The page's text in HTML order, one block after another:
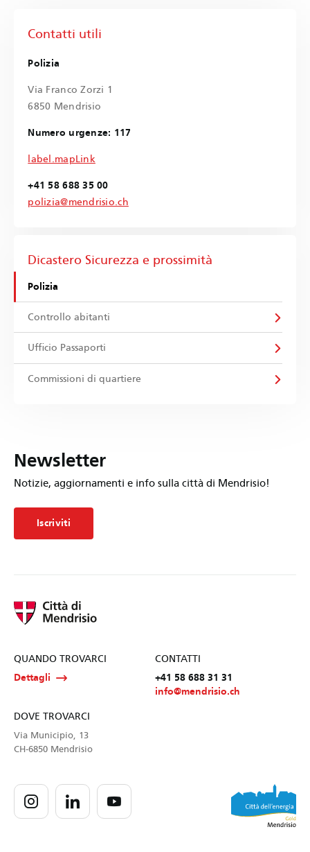
Contatti utili
Polizia
Via Franco Zorzi 1
6850 Mendrisio
Numero urgenze: 117
label.mapLink
+41 58 688 35 00
polizia@mendrisio.ch
Dicastero Sicurezza e prossimità
Polizia
Controllo abitanti
Ufficio Passaporti
Commissioni di quartiere
Newsletter
Notizie, aggiornamenti e info sulla città di Mendrisio!
Iscriviti
QUANDO TROVARCI
Dettagli
CONTATTI
+41 58 688 31 31
info@mendrisio.ch
DOVE TROVARCI
Via Municipio, 13
CH-6850 Mendrisio